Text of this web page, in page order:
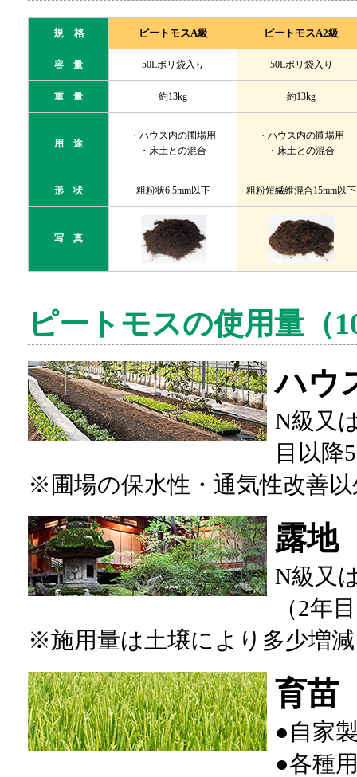
規 格 ピートモスA級 ピートモスA2級
容 量 50Lポリ袋入り 50Lポリ袋入り
重 量 約13kg 約13kg
用 途
・ハウス内の圃場用
・床土との混合
・ハウス内の圃場用
・床土との混合
形 状 粗粉状6.5mm以下 粗粉短繊維混合15mm以下
写 真
ピートモスの使用量（
ハウ
N級又
目以降
※圃場の保水性・通気性改善
露地
N級又
（2年
※施用量は土壌により多少増
育苗
● 自家
●各種